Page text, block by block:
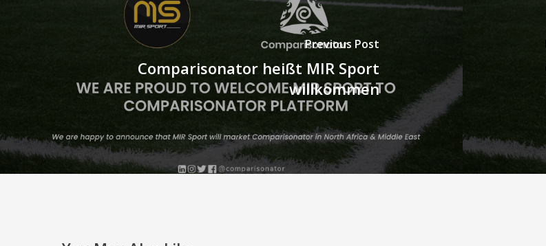
Previous Post
Comparisonator heißt MIR Sport
willkommen